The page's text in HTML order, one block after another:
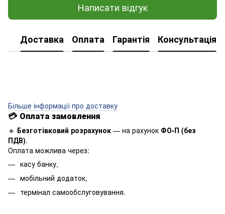
Написати відгук
Доставка Оплата Гарантія Консультація
Більше інформації про доставку
💳 Оплата замовлення
🔹 Безготівковий розрахунок — на рахунок ФО-П (без
ПДВ).
Оплата можлива через:
касу банку,
мобільний додаток,
термінал самообслуговування.